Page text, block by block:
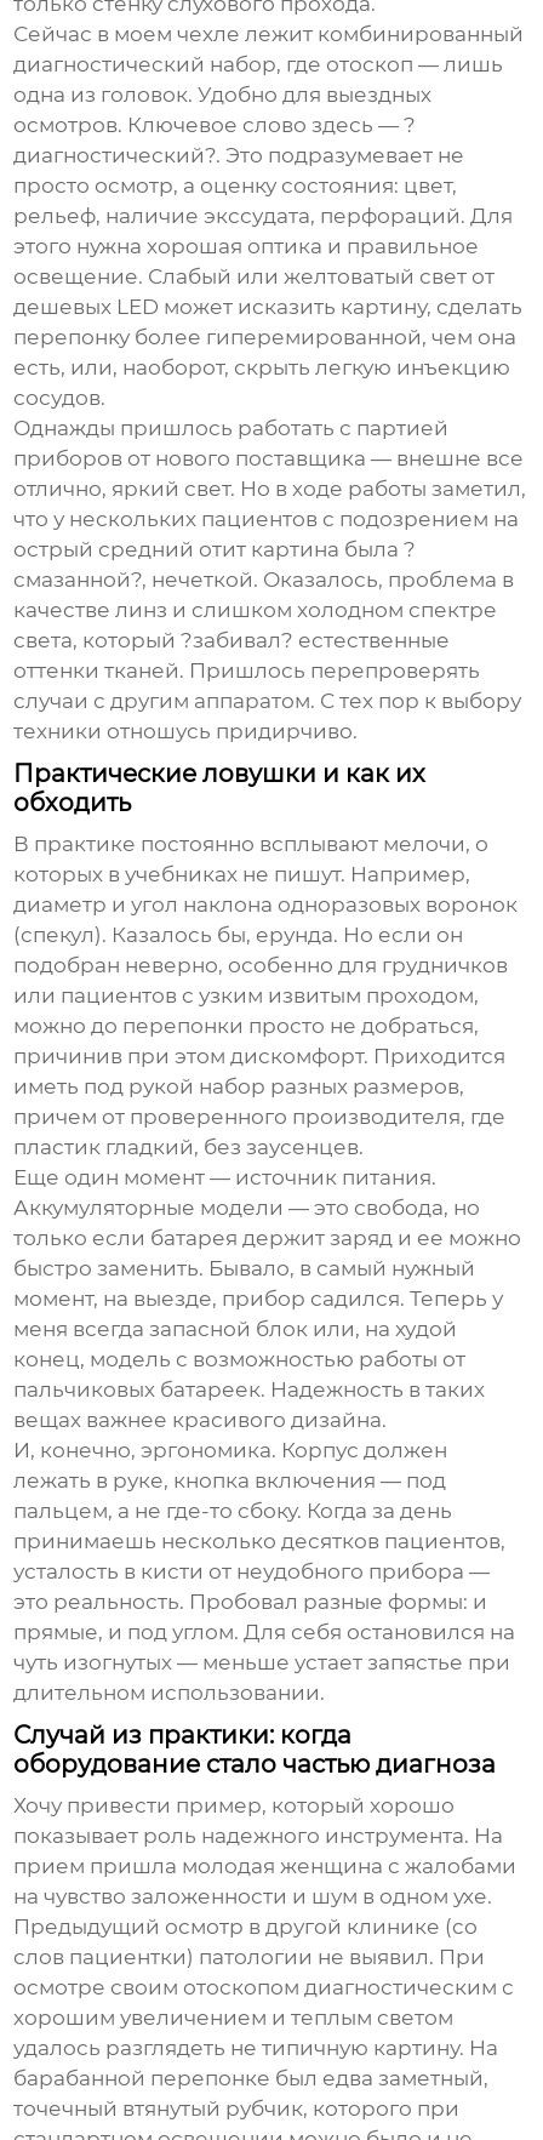
Сейчас в моем чехле лежит комбинированный
диагностический набор, где отоскоп — лишь
одна из головок. Удобно для выездных
осмотров. Ключевое слово здесь — ?
диагностический?. Это подразумевает не
просто осмотр, а оценку состояния: цвет,
рельеф, наличие экссудата, перфораций. Для
этого нужна хорошая оптика и правильное
освещение. Слабый или желтоватый свет от
дешевых LED может исказить картину, сделать
перепонку более гиперемированной, чем она
есть, или, наоборот, скрыть легкую инъекцию
сосудов.
Однажды пришлось работать с партией
приборов от нового поставщика — внешне все
отлично, яркий свет. Но в ходе работы заметил,
что у нескольких пациентов с подозрением на
острый средний отит картина была ?
смазанной?, нечеткой. Оказалось, проблема в
качестве линз и слишком холодном спектре
света, который ?забивал? естественные
оттенки тканей. Пришлось перепроверять
случаи с другим аппаратом. С тех пор к выбору
техники отношусь придирчиво.
Практические ловушки и как их
обходить
В практике постоянно всплывают мелочи, о
которых в учебниках не пишут. Например,
диаметр и угол наклона одноразовых воронок
(спекул). Казалось бы, ерунда. Но если он
подобран неверно, особенно для грудничков
или пациентов с узким извитым проходом,
можно до перепонки просто не добраться,
причинив при этом дискомфорт. Приходится
иметь под рукой набор разных размеров,
причем от проверенного производителя, где
пластик гладкий, без заусенцев.
Еще один момент — источник питания.
Аккумуляторные модели — это свобода, но
только если батарея держит заряд и ее можно
быстро заменить. Бывало, в самый нужный
момент, на выезде, прибор садился. Теперь у
меня всегда запасной блок или, на худой
конец, модель с возможностью работы от
пальчиковых батареек. Надежность в таких
вещах важнее красивого дизайна.
И, конечно, эргономика. Корпус должен
лежать в руке, кнопка включения — под
пальцем, а не где-то сбоку. Когда за день
принимаешь несколько десятков пациентов,
усталость в кисти от неудобного прибора —
это реальность. Пробовал разные формы: и
прямые, и под углом. Для себя остановился на
чуть изогнутых — меньше устает запястье при
длительном использовании.
Случай из практики: когда
оборудование стало частью диагноза
Хочу привести пример, который хорошо
показывает роль надежного инструмента. На
прием пришла молодая женщина с жалобами
на чувство заложенности и шум в одном ухе.
Предыдущий осмотр в другой клинике (со
слов пациентки) патологии не выявил. При
осмотре своим отоскопом диагностическим с
хорошим увеличением и теплым светом
удалось разглядеть не типичную картину. На
барабанной перепонке был едва заметный,
точечный втянутый рубчик, которого при